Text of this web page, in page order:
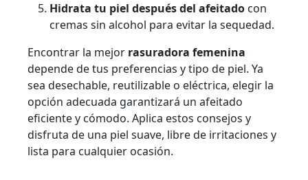
Hidrata tu piel después del afeitado con
cremas sin alcohol para evitar la sequedad.
Encontrar la mejor rasuradora femenina
depende de tus preferencias y tipo de piel. Ya
sea desechable, reutilizable o eléctrica, elegir la
opción adecuada garantizará un afeitado
eficiente y cómodo. Aplica estos consejos y
disfruta de una piel suave, libre de irritaciones y
lista para cualquier ocasión.